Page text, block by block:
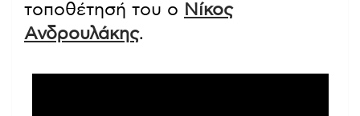
τοποθέτησή του ο Νίκος
Ανδρουλάκης.